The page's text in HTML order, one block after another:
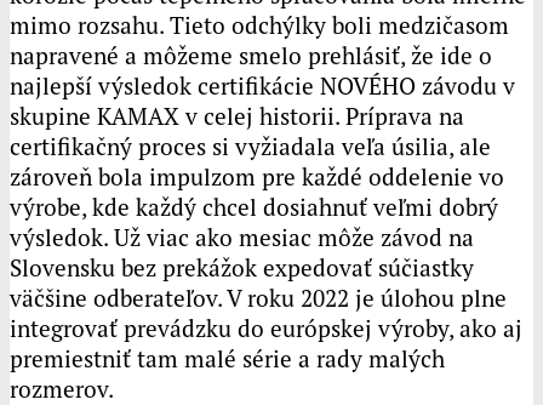
mimo rozsahu. Tieto odchýlky boli medzičasom
napravené a môžeme smelo prehlásiť, že ide o
najlepší výsledok certifikácie NOVÉHO závodu v
skupine KAMAX v celej historii. Príprava na
certifikačný proces si vyžiadala veľa úsilia, ale
zároveň bola impulzom pre každé oddelenie vo
výrobe, kde každý chcel dosiahnuť veľmi dobrý
výsledok. Už viac ako mesiac môže závod na
Slovensku bez prekážok expedovať súčiastky
väčšine odberateľov. V roku 2022 je úlohou plne
integrovať prevádzku do európskej výroby, ako aj
premiestniť tam malé série a rady malých
rozmerov.